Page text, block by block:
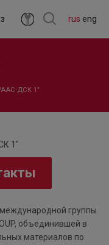
rus eng
ДСК 1"
группы
объединившей в
материалов по